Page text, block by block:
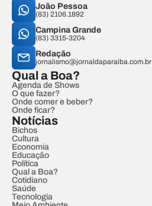
João Pessoa
(83) 2106.1892
Campina Grande
(83) 3315-3204
Redação
jornalismo@jornaldaparaiba.com.br
Qual a Boa?
Agenda de Shows
O que fazer?
Onde comer e beber?
Onde ficar?
Notícias
Bichos
Cultura
Economia
Educação
Política
Qual a Boa?
Cotidiano
Saúde
Tecnologia